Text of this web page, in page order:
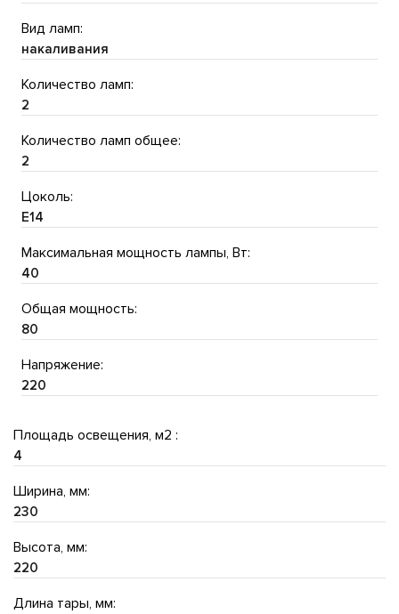
Вид ламп:
накаливания
Количество ламп:
2
Количество ламп общее:
2
Цоколь:
E14
Максимальная мощность лампы, Вт:
40
Общая мощность:
80
Напряжение:
220
Площадь освещения, м2 :
4
Ширина, мм:
230
Высота, мм:
220
Длина тары, мм: